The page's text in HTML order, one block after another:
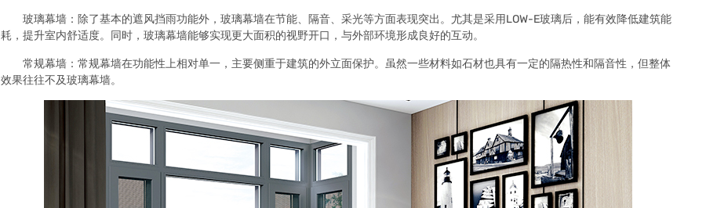
玻璃幕墙：除了基本的遮风挡雨功能外，玻璃幕墙在节能、隔音、采光等方面表现突出。尤其是采用LOW-E玻璃后，能有效降低建筑能
耗，提升室内舒适度。同时，玻璃幕墙能够实现更大面积的视野开口，与外部环境形成良好的互动。
常规幕墙：常规幕墙在功能性上相对单一，主要侧重于建筑的外立面保护。虽然一些材料如石材也具有一定的隔热性和隔音性，但整体
效果往往不及玻璃幕墙。